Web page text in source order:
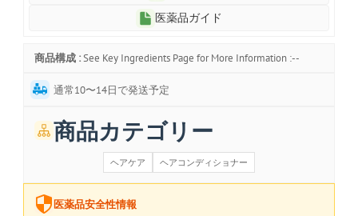
医薬品ガイド
商品構成 : See Key Ingredients Page for More Information :--
通常10〜14日で発送予定
商品カテゴリー
ヘアケア ヘアコンディショナー
医薬品安全性情報